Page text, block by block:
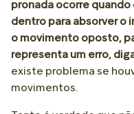
pronada ocorre quando
dentro para absorver o
o movimento oposto,
representa um erro,
existe problema se
movimentos.